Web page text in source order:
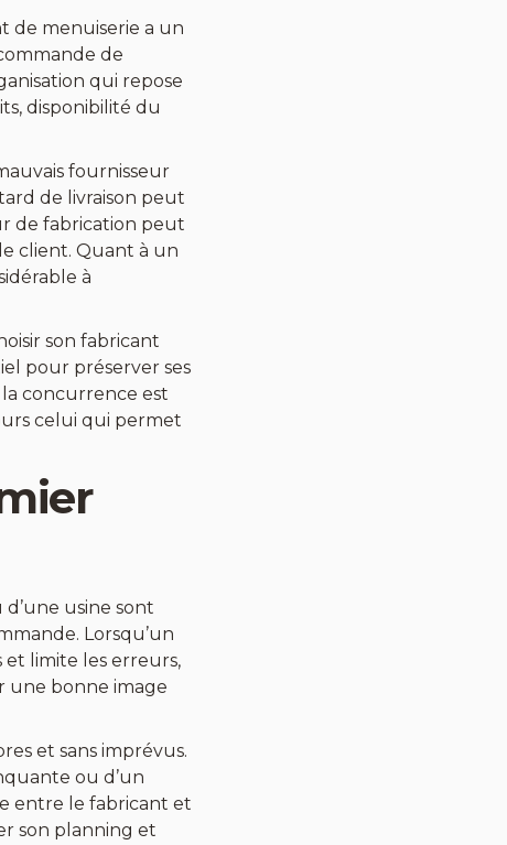
de menuiserie a un
de
qui repose
disponibilité du
fournisseur
de livraison peut
de fabrication peut
client. Quant à un
à
son fabricant
pour préserver ses
concurrence est
celui qui permet
usine sont
Lorsqu’un
et limite les erreurs,
une bonne image
et sans imprévus.
ou d’un
entre le fabricant et
son planning et